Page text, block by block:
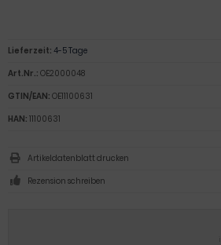
Lieferzeit: 4-5 Tage
Art.Nr.: OE2000048
GTIN/EAN: OE11100631
HAN: 11100631
Artikeldatenblatt drucken
Rezension schreiben